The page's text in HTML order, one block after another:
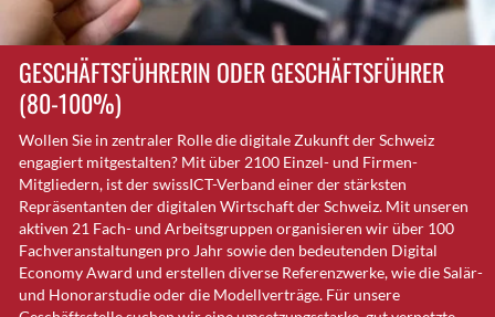
GESCHÄFTSFÜHRERIN ODER GESCHÄFTSFÜHRER
(80-100%)
Wollen Sie in zentraler Rolle die digitale Zukunft der Schweiz
engagiert mitgestalten? Mit über 2100 Einzel- und Firmen-
Mitgliedern, ist der swissICT-Verband einer der stärksten
Repräsentanten der digitalen Wirtschaft der Schweiz. Mit unseren
aktiven 21 Fach- und Arbeitsgruppen organisieren wir über 100
Fachveranstaltungen pro Jahr sowie den bedeutenden Digital
Economy Award und erstellen diverse Referenzwerke, wie die Salär-
und Honorarstudie oder die Modellverträge. Für unsere